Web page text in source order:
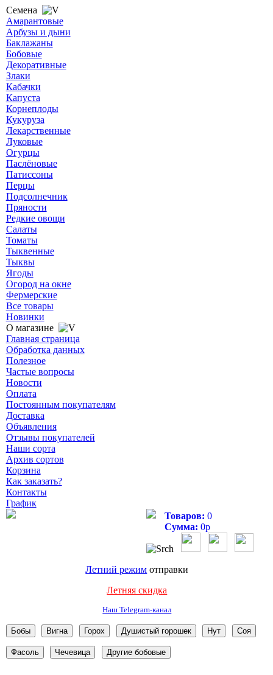
Семена
Амарантовые
Арбузы и дыни
Баклажаны
Бобовые
Декоративные
Злаки
Кабачки
Капуста
Корнеплоды
Кукуруза
Лекарственные
Луковые
Огурцы
Паслёновые
Патиссоны
Перцы
Подсолнечник
Пряности
Редкие овощи
Салаты
Томаты
Тыквенные
Тыквы
Ягоды
Огород на окне
Фермерские
Все товары
Новинки
О магазине
Главная страница
Обработка данных
Полезное
Частые вопросы
Новости
Оплата
Постоянным покупателям
Доставка
Объявления
Отзывы покупателей
Наши сорта
Архив сортов
Корзина
Как заказать?
Контакты
График
Товаров: 0
Сумма: 0р
Летний режим отправки
Летняя скидка
Наш Telegram-канал